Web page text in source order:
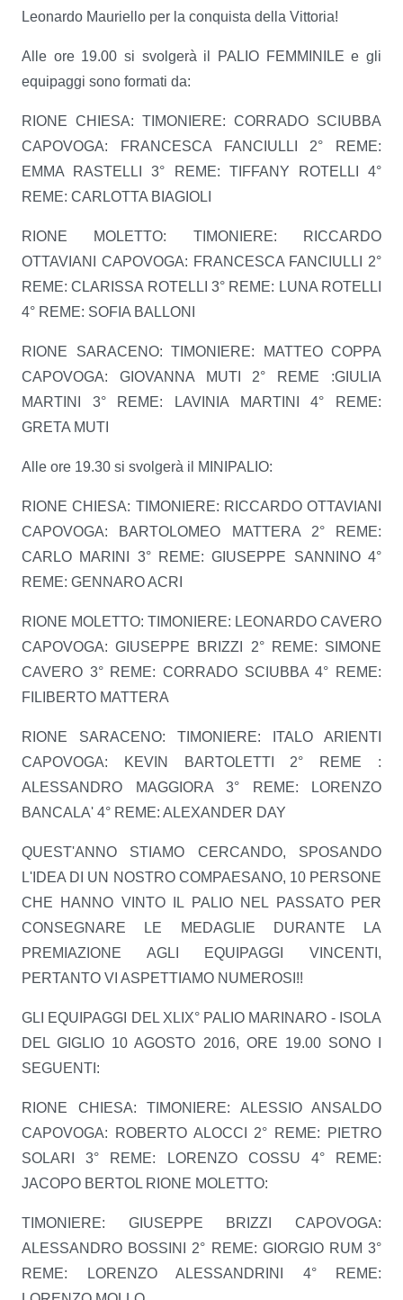
Leonardo Mauriello per la conquista della Vittoria!
Alle ore 19.00 si svolgerà il PALIO FEMMINILE e gli
equipaggi sono formati da:
RIONE CHIESA: TIMONIERE: CORRADO SCIUBBA
CAPOVOGA: FRANCESCA FANCIULLI 2° REME:
EMMA RASTELLI 3° REME: TIFFANY ROTELLI 4°
REME: CARLOTTA BIAGIOLI
RIONE MOLETTO: TIMONIERE: RICCARDO
OTTAVIANI CAPOVOGA: FRANCESCA FANCIULLI 2°
REME: CLARISSA ROTELLI 3° REME: LUNA ROTELLI
4° REME: SOFIA BALLONI
RIONE SARACENO: TIMONIERE: MATTEO COPPA
CAPOVOGA: GIOVANNA MUTI 2° REME :GIULIA
MARTINI 3° REME: LAVINIA MARTINI 4° REME:
GRETA MUTI
Alle ore 19.30 si svolgerà il MINIPALIO:
RIONE CHIESA: TIMONIERE: RICCARDO OTTAVIANI
CAPOVOGA: BARTOLOMEO MATTERA 2° REME:
CARLO MARINI 3° REME: GIUSEPPE SANNINO 4°
REME: GENNARO ACRI
RIONE MOLETTO: TIMONIERE: LEONARDO CAVERO
CAPOVOGA: GIUSEPPE BRIZZI 2° REME: SIMONE
CAVERO 3° REME: CORRADO SCIUBBA 4° REME:
FILIBERTO MATTERA
RIONE SARACENO: TIMONIERE: ITALO ARIENTI
CAPOVOGA: KEVIN BARTOLETTI 2° REME :
ALESSANDRO MAGGIORA 3° REME: LORENZO
BANCALA' 4° REME: ALEXANDER DAY
QUEST'ANNO STIAMO CERCANDO, SPOSANDO
L'IDEA DI UN NOSTRO COMPAESANO, 10 PERSONE
CHE HANNO VINTO IL PALIO NEL PASSATO PER
CONSEGNARE LE MEDAGLIE DURANTE LA
PREMIAZIONE AGLI EQUIPAGGI VINCENTI,
PERTANTO VI ASPETTIAMO NUMEROSI!!
GLI EQUIPAGGI DEL XLIX° PALIO MARINARO - ISOLA
DEL GIGLIO 10 AGOSTO 2016, ORE 19.00 SONO I
SEGUENTI:
RIONE CHIESA: TIMONIERE: ALESSIO ANSALDO
CAPOVOGA: ROBERTO ALOCCI 2° REME: PIETRO
SOLARI 3° REME: LORENZO COSSU 4° REME:
JACOPO BERTOL RIONE MOLETTO:
TIMONIERE: GIUSEPPE BRIZZI CAPOVOGA:
ALESSANDRO BOSSINI 2° REME: GIORGIO RUM 3°
REME: LORENZO ALESSANDRINI 4° REME: